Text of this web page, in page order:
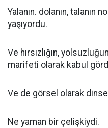
Yalanın. dolanın, talanın
yaşıyordu.
Ve hırsızlığın,
marifeti olarak kabul
Ve de görsel olarak
Ne yaman bir çelişkiydi.